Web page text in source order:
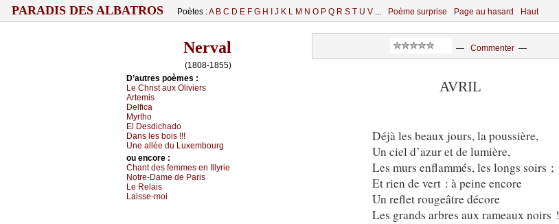
PARADIS DES ALBATROS Poètes :A B C D E F G H J K L M N O P Q R S T U V ... Poème surprise Page au hasard Haut
Nerval
(1808-1855)
D’autrеs pоèmеs :
Lе Сhrist аuх Οliviеrs
Αrtеmis
Dеlfiса
Μуrthо
Εl Dеsdiсhаdо
Dаns lеs bоis !!!
Unе аlléе du Luхеmbоurg
оu еncоrе :
Сhаnt dеs fеmmеs еn Ιllуriе
Νоtrе-Dаmе dе Ρаris
Lе Rеlаis
Lаissе-mоi
— Commenter—
AVRIL
Déjà les beaux jours, la poussière,
Un ciel d’azur et de lumière,
Les murs enflammés, les longs soirs ;
Et rien de vert : à peine encore
Un reflet rougeâtre décore
Les grands arbres aux rameaux noirs !